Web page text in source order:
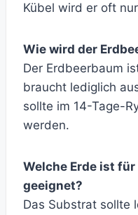
Kübel wird er oft
Wie wird der
Der Erdbeerbaum
braucht lediglich
sollte im 14-Tage-
werden.
Welche Erde ist
geeignet?
Das Substrat sollte